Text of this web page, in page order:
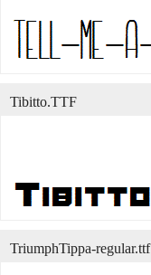
Tibitto.TTF
TriumphTippa-regular.ttf